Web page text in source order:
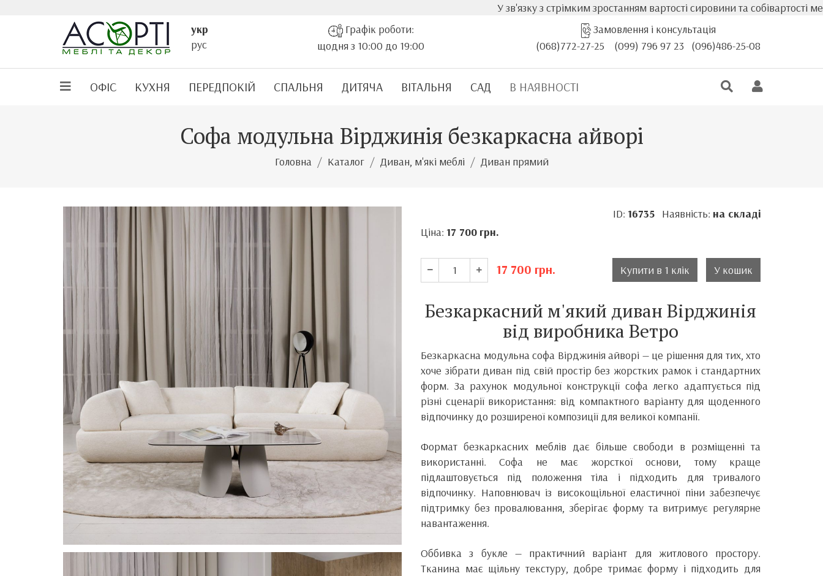
У зв'язку з стрімким зростанням вартості сировини та собівартості меблів,
укр
рус
Графік роботи:
щодня з 10:00 до 19:00
Замовлення і консультація
(068)772-27-25
(099) 796 97 23 (096)486-25-08
ОФІС КУХНЯ ПЕРЕДПОКІЙ СПАЛЬНЯ ДИТЯЧА ВІТАЛЬНЯ САД В НАЯВНОСТІ
Софа модульна Вірджинія безкаркасна айворі
Головна Каталог Диван, м'які меблі Диван прямий
ID: 16735Наявність: на складі
Ціна: 17 700 грн.
17 700 грн. Купити в 1 клік У кошик
Безкаркасний м'який диван Вірджинія
від виробника Ветро
Безкаркасна модульна софа Вірджинія айворі — це рішення для тих, хто
хоче зібрати диван під свій простір без жорстких рамок і стандартних
форм. За рахунок модульної конструкції софа легко адаптується під
різні сценарії використання: від компактного варіанту для щоденного
відпочинку до розширеної композиції для великої компанії.
Формат безкаркасних меблів дає більше свободи в розміщенні та
використанні. Софа не має жорсткої основи, тому краще
підлаштовується під положення тіла і підходить для тривалого
відпочинку. Наповнювач із високощільної еластичної піни забезпечує
підтримку без провалювання, зберігає форму та витримує регулярне
навантаження.
Оббивка з букле — практичний варіант для житлового простору.
Тканина має щільну текстуру, добре тримає форму і підходить для